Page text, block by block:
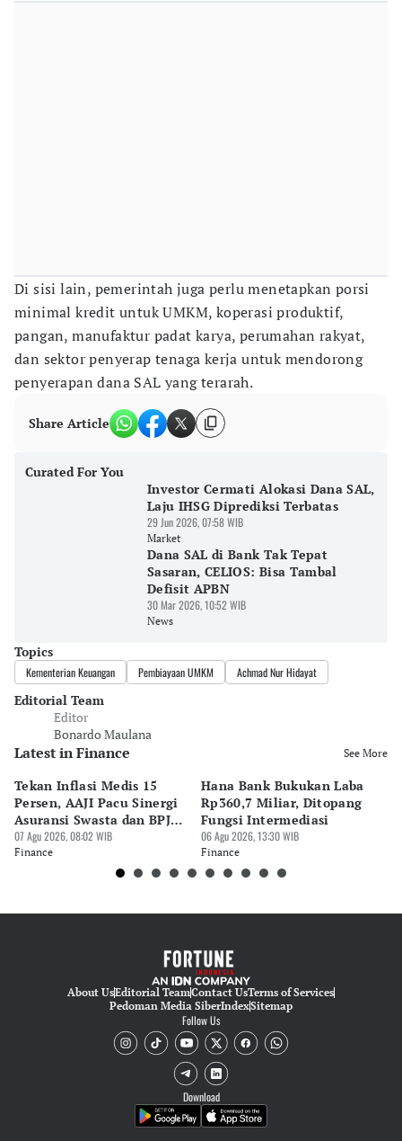
Di sisi lain, pemerintah juga perlu menetapkan porsi
minimal kredit untuk UMKM, koperasi produktif,
pangan, manufaktur padat karya, perumahan rakyat,
dan sektor penyerap tenaga kerja untuk mendorong
penyerapan dana SAL yang terarah.
Share Article
Curated For You
Investor Cermati Alokasi Dana SAL,
Laju IHSG Diprediksi Terbatas
29 Jun 2026, 07:58 WIB
Market
Dana SAL di Bank Tak Tepat
Sasaran, CELIOS: Bisa Tambal
Defisit APBN
30 Mar 2026, 10:52 WIB
News
Topics
Kementerian Keuangan Pembiayaan UMKM Achmad Nur Hidayat
Editorial Team
Editor
Bonardo Maulana
Latest in Finance See More
Tekan Inflasi Medis 15
Persen, AAJI Pacu Sinergi
Asuransi Swasta dan BPJS
Kesehatan
07 Agu 2026, 08:02 WIB
Finance
Hana Bank Bukukan Laba
Rp360,7 Miliar, Ditopang
Fungsi Intermediasi
06 Agu 2026, 13:30 WIB
Finance
About UsEditorial TeamContact UsTerms of Services
Pedoman Media SiberIndexSitemap
Follow Us
Download